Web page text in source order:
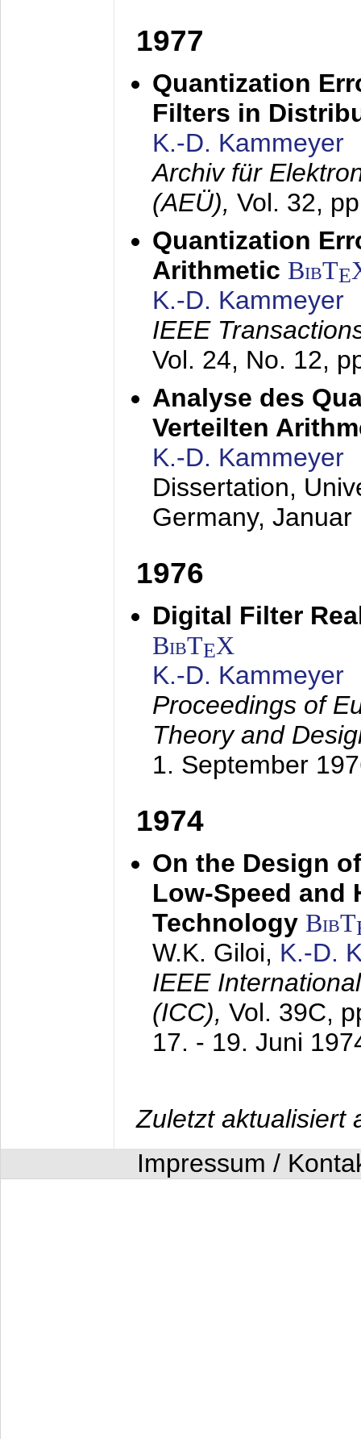
1977
Quantization
Filters in
K.-D. Kammeyer
Archiv für
(AEÜ), Vol. 32,
Quantization
Arithmetic BibTE
K.-D. Kammeyer
IEEE
Vol. 24, No. 12,
Analyse des
Verteilten
K.-D. Kammeyer
Dissertation,
Germany, Januar
1976
Digital Filter
BibTEX
K.-D. Kammeyer
Proceedings of
Theory and
1. September
1974
On the Design
Low-Speed and
Technology BibT
W.K. Giloi, K.-D.
IEEE
(ICC), Vol. 39C,
17. - 19. Juni
Zuletzt aktualisiert
Impressum /